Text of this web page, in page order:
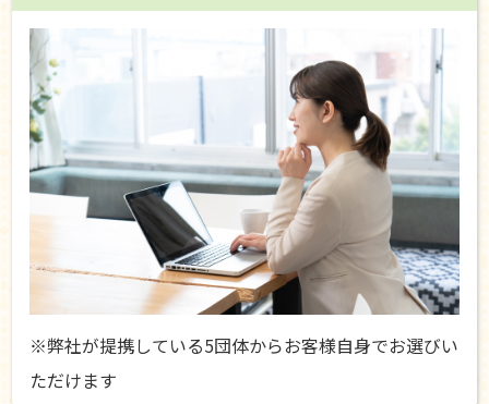
※弊社が提携している5団体からお客様自身でお選びい
ただけます